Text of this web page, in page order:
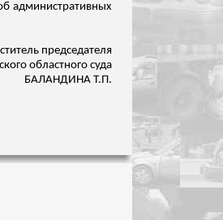
административных
председателя
областного суда
БАЛАНДИНА Т.П.